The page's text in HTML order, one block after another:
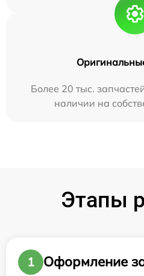
Более 20 тыс.
наличии на
Этапы
1
Оформление